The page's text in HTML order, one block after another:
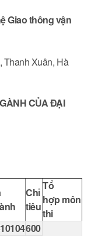
Giao thông vận
Thanh Xuân, Hà
CỦA ĐẠI
Chỉ
tiêu
Tổ
hợp môn
thi
600